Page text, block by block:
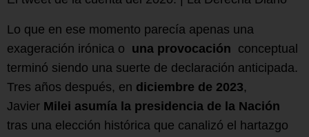
Lo que en ese momento parecía apenas una
exageración irónica o una provocación conceptual
terminó siendo una suerte de declaración anticipada.
Tres años después, en diciembre de 2023,
Javier Milei asumía la presidencia de la Nación
tras una elección histórica que canalizó el hartazgo